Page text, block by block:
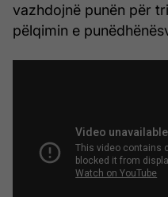
vazhdojnë punën për
pëlqimin e